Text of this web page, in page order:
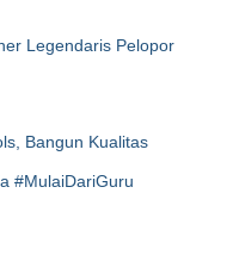
Legendaris Pelopor
Bangun Kualitas
#MulaiDariGuru